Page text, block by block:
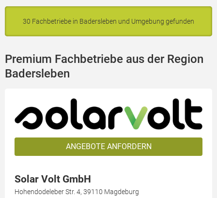
30 Fachbetriebe in Badersleben und Umgebung gefunden
Premium Fachbetriebe aus der Region
Badersleben
ANGEBOTE ANFORDERN
Solar Volt GmbH
Hohendodeleber Str. 4, 39110 Magdeburg